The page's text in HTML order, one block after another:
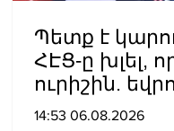
Պետք է
ՀԷՑ-ը խլել,
ուրիշին.
14:53 06.08.2026